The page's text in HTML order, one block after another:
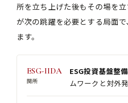
所を立ち上げた後もその場を
が次の跳躍を必要とする局面
ます。
ESG-IIDA
関所
ESG投資基盤整
ムワークと対外発